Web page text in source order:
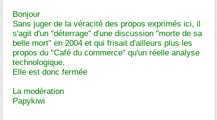
Bonjour
Sans juger de la véracité des propos exprimés ici, il
s'agit d'un "déterrage" d'une discussion "morte de sa
belle mort" en 2004 et qui frisait d'ailleurs plus les
propos du "Café du commerce" qu'un réelle analyse
technologique.
Elle est donc fermée
La modération
Papykiwi